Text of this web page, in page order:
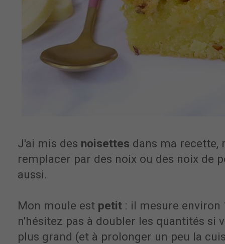
J'ai mis des noisettes dans ma recette,
remplacer par des noix ou des noix de
aussi.
Mon moule est petit : il mesure environ
n'hésitez pas à doubler les quantités si
plus grand (et à prolonger un peu la